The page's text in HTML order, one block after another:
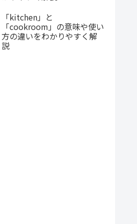
「kitchen」と
「cookroom」の意味や使い
方の違いをわかりやすく解
説